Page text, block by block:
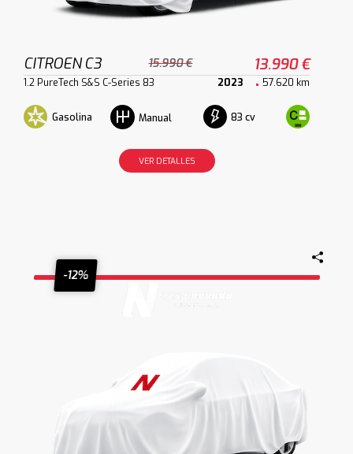
CITROEN C3 15.990 € 13.990 €
1.2 PureTech S&S C-Series 83 2023 57.620 km
Gasolina Manual 83 cv
VER DETALLES
-12%